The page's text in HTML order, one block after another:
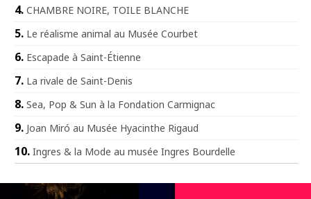
CHAMBRE NOIRE, TOILE BLANCHE
Le réalisme animal au Musée Courbet
Escapade à Saint-Étienne
La rivale de Saint-Denis
Sea, Pop & Sun à la Fondation Carmignac
Joan Miró au Musée Hyacinthe Rigaud
Ingres & la Mode au musée Ingres Bourdelle